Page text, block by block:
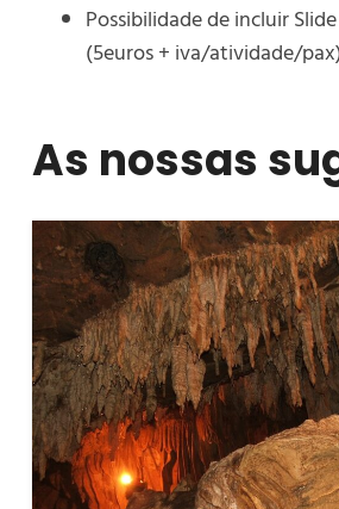
Possibilidade de incluir
(5euros + iva/atividade/
As nossas